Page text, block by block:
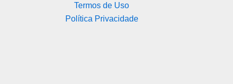
Termos de Uso
Política Privacidade